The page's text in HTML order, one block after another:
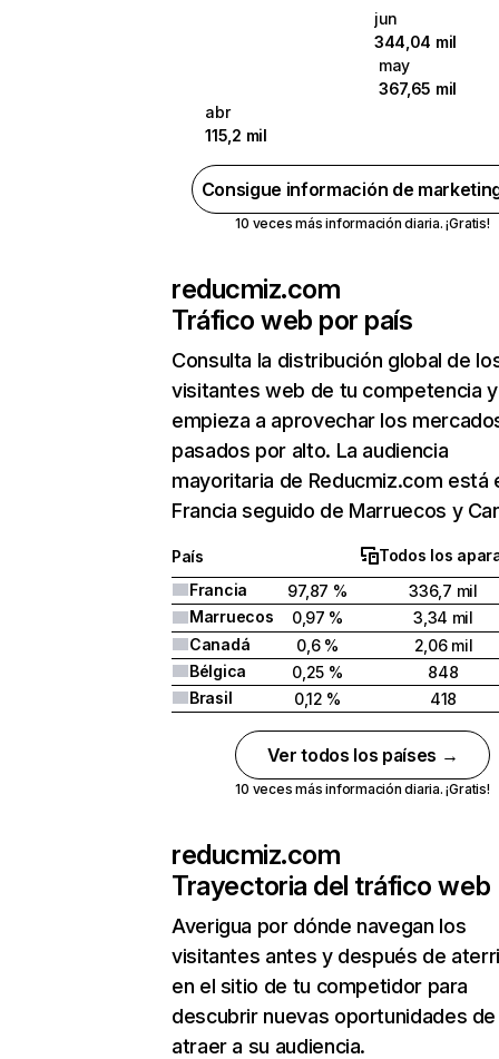
jun
344,04 mil
may
367,65 mil
abr
115,2 mil
Consigue información de
10 veces más información diaria. ¡Gratis!
reducmiz.com
Tráfico web por país
Consulta la distribución global de
visitantes web de tu competencia y
empieza a aprovechar los
pasados por alto. La audiencia
mayoritaria de Reducmiz.com está
Francia seguido de Marruecos y
País
Todos los
Francia
97,87 %
336,7 mil
Marruecos
0,97 %
3,34 mil
Canadá
0,6 %
2,06 mil
Bélgica
0,25 %
848
Brasil
0,12 % 418
Ver todos los países →
10 veces más información diaria. ¡Gratis!
reducmiz.com
Trayectoria del tráfico web
Averigua por dónde navegan los
visitantes antes y después de
en el sitio de tu competidor para
descubrir nuevas oportunidades de
atraer a su audiencia.